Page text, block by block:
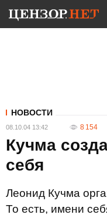
НОВОСТИ
08.10.04 13:42 8 154
Кучма
себя
Леонид Кучма
То есть, имени